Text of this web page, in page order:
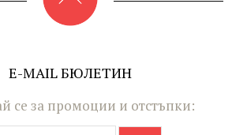
E-MAIL БЮЛЕТИН
се за промоции и отстъпки: